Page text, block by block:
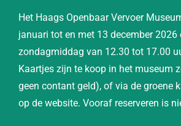
Het Haags Openbaar Vervoer
januari tot en met 13 december 2026
zondagmiddag van 12.30 tot 17.00
Kaartjes zijn te koop in het museum
geen contant geld), of via de groene
op de website. Vooraf reserveren is